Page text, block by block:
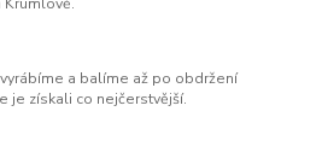
a balíme až po obdržení
je získali co nejčerstvější.